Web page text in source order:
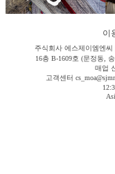
이
주식회사 에스제이엠엔
16층 B-1609호 (문정동,
매업
고객센터